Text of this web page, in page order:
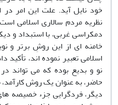
خود نایل آید. علت این امر
نظریه مردم سالاری اسلامی
دمکراسی غربی، با استبداد و
خامنه ای از این روشِ برتر و
اسلامی تعبیر نموده اند، تأکید
نو و بدیع بوده که می تواند
حاضر، به عنوان یک روش
دیگر، فردگرایی جزء خصیصه